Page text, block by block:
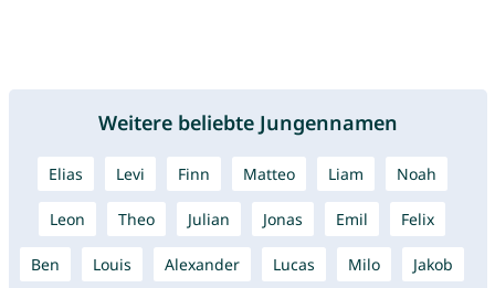
Weitere beliebte Jungennamen
Elias Levi Finn Matteo Liam Noah
Leon Theo Julian Jonas Emil Felix
Ben Louis Alexander Lucas Milo Jakob